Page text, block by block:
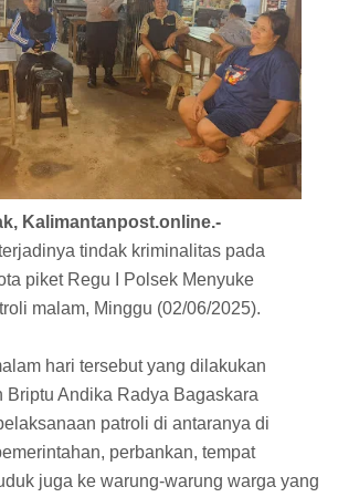
Kalimantanpost.online.-
tindak kriminalitas pada
piket Regu I Polsek Menyuke
malam, Minggu (02/06/2025).
hari tersebut yang dilakukan
Briptu Andika Radya Bagaskara
patroli di antaranya di
perbankan, tempat
juga ke warung-warung warga yang